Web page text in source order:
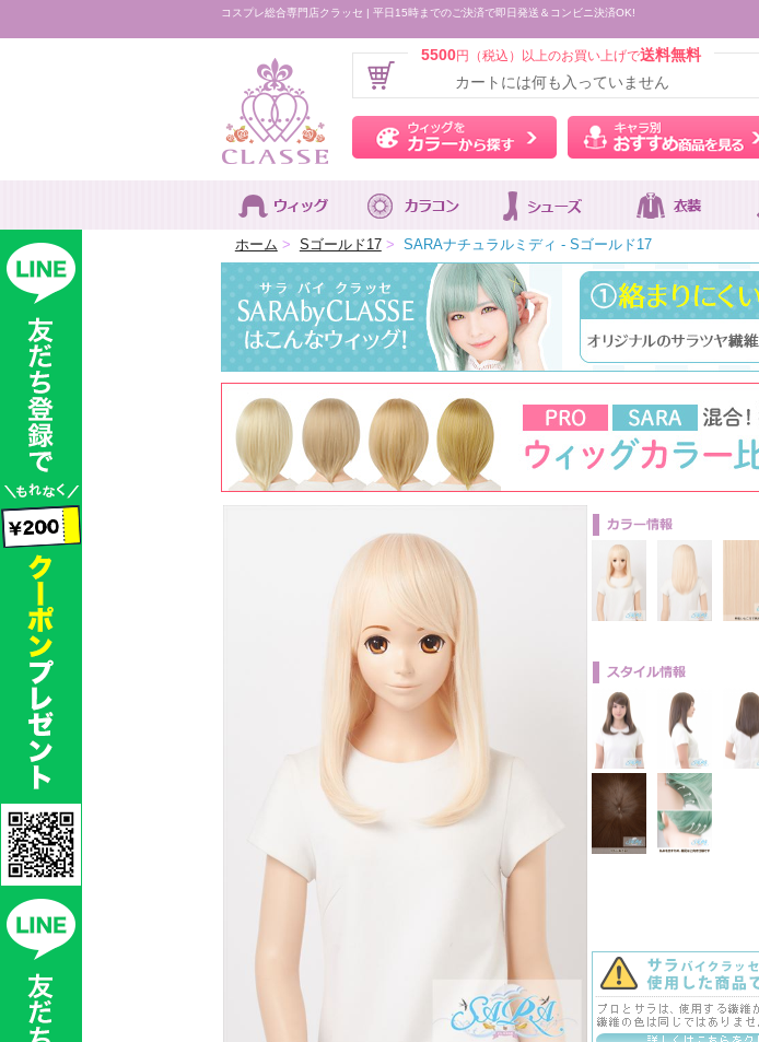
コスプレ総合専門店クラッセ | 平日15時までのご決済で即日発送＆コンビニ決済OK!
5500円（税込）以上のお買い上げで送料無料
カートには何も入っていません
ウィッグをカラーから探す
ホーム > Sゴールド17 > SARAナチュラルミディ - Sゴールド17